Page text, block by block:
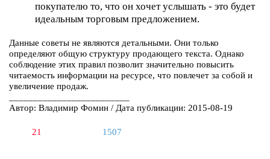
покупателю то, что он хочет услышать - это будет
идеальным торговым предложением.
Данные советы не являются детальными. Они только
определяют общую структуру продающего текста. Однако
соблюдение этих правил позволит значительно повысить
читаемость информации на ресурсе, что повлечет за собой и
увеличение продаж.
Автор: Владимир Фомин / Дата публикации: 2015-08-19
21 1507